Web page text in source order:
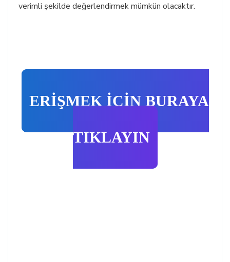
verimli şekilde değerlendirmek mümkün olacaktır.
ERİŞMEK İÇİN BURAYA
TIKLAYIN